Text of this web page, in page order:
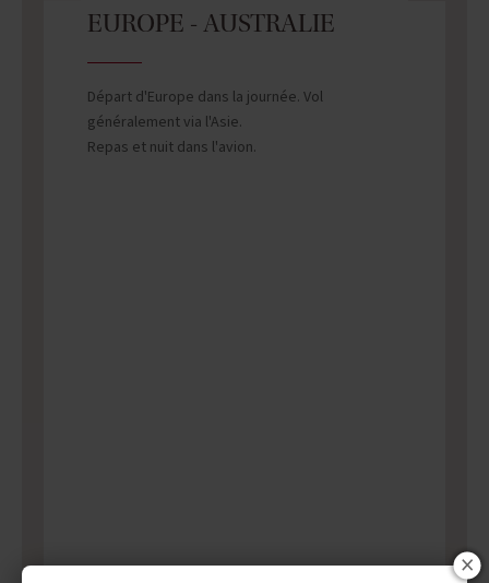
EUROPE - AUSTRALIE
Départ d'Europe dans la journée. Vol
généralement via l'Asie.
Repas et nuit dans l'avion.